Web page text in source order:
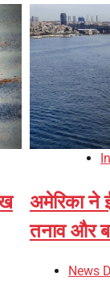
अमेरिका ने
तनाव और
News